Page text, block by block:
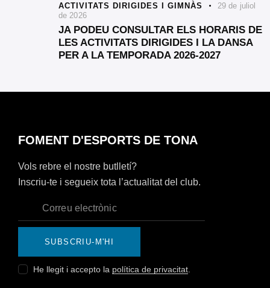
ACTIVITATS DIRIGIDES I GIMNÀS
29 de juliol
de 2026
JA PODEU CONSULTAR ELS HORARIS DE
LES ACTIVITATS DIRIGIDES I LA DANSA
PER A LA TEMPORADA 2026-2027
FOMENT D'ESPORTS DE TONA
Vols rebre el nostre butlletí?
Inscriu-te i segueix tota l’actualitat del club.
SUBSCRIU-M'HI
He llegit i accepto la política de privacitat